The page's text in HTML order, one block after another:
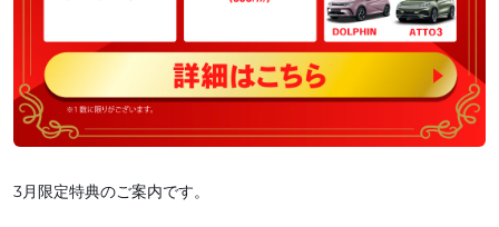
3月限定特典のご案内です。